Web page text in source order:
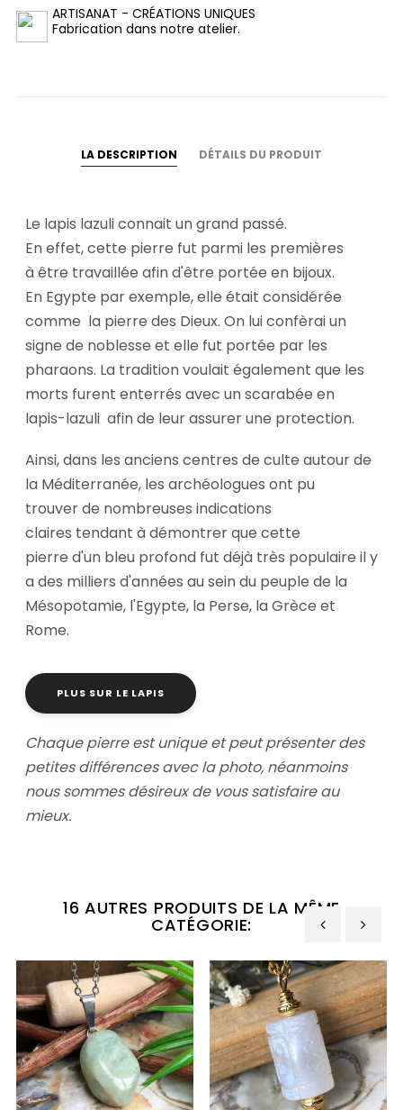
ARTISANAT - CRÉATIONS UNIQUES
Fabrication dans notre atelier.
LA DESCRIPTION DÉTAILS DU PRODUIT
Le lapis lazuli connait un grand passé.
En effet, cette pierre fut parmi les premières
à être travaillée afin d'être portée en bijoux.
En Egypte par exemple, elle était considérée
comme la pierre des Dieux. On lui confèrai un
signe de noblesse et elle fut portée par les
pharaons. La tradition voulait également que les
morts furent enterrés avec un scarabée en
lapis-lazuli afin de leur assurer une protection.
Ainsi, dans les anciens centres de culte autour de
la Méditerranée, les archéologues ont pu
trouver de nombreuses indications
claires tendant à démontrer que cette
pierre d'un bleu profond fut déjà très populaire il y
a des milliers d'années au sein du peuple de la
Mésopotamie, l'Egypte, la Perse, la Grèce et
Rome.
PLUS SUR LE LAPIS
Chaque pierre est unique et peut présenter des
petites différences avec la photo, néanmoins
nous sommes désireux de vous satisfaire au
mieux.
16 AUTRES PRODUITS DE LA MÊME
CATÉGORIE:
‹ ›